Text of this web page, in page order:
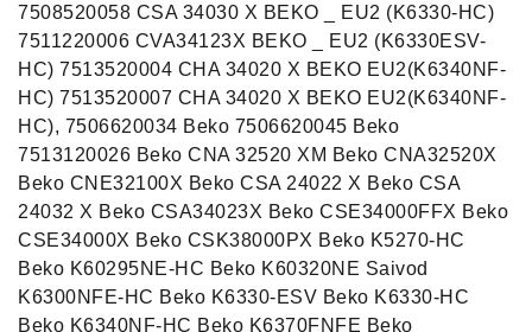
7508520058 CSA 34030 X BEKO _ EU2 (K6330-HC)
7511220006 CVA34123X BEKO _ EU2 (K6330ESV-
HC) 7513520004 CHA 34020 X BEKO EU2(K6340NF-
HC) 7513520007 CHA 34020 X BEKO EU2(K6340NF-
HC), 7506620034 Beko 7506620045 Beko
7513120026 Beko CNA 32520 XM Beko CNA32520X
Beko CNE32100X Beko CSA 24022 X Beko CSA
24032 X Beko CSA34023X Beko CSE34000FFX Beko
CSE34000X Beko CSK38000PX Beko K5270-HC
Beko K60295NE-HC Beko K60320NE Saivod
K6300NFE-HC Beko K6330-ESV Beko K6330-HC
Beko K6340NF-HC Beko K6370FNFE Beko